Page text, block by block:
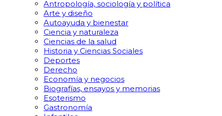
Antropología, sociología y política
Arte y diseño
Autoayuda y bienestar
Ciencia y naturaleza
Ciencias de la salud
Historia y Ciencias Sociales
Deportes
Derecho
Economía y negocios
Biografías, ensayos y memorias
Esoterismo
Gastronomía